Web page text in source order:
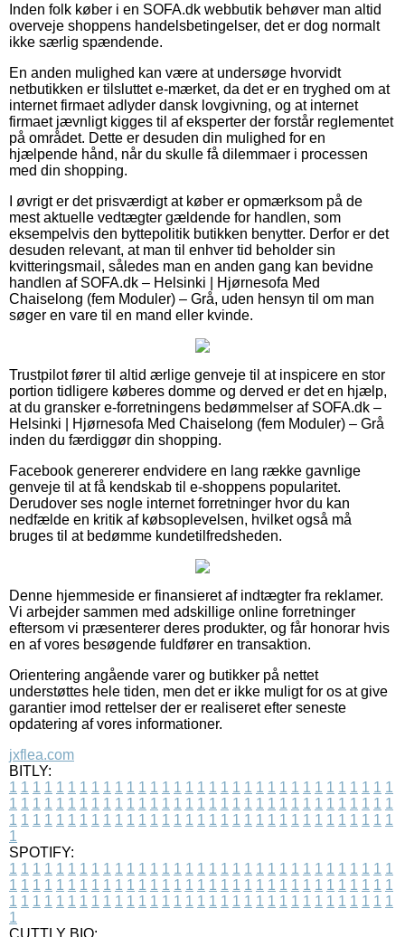
Inden folk køber i en SOFA.dk webbutik behøver man altid
overveje shoppens handelsbetingelser, det er dog normalt
ikke særlig spændende.
En anden mulighed kan være at undersøge hvorvidt
netbutikken er tilsluttet e-mærket, da det er en tryghed om at
internet firmaet adlyder dansk lovgivning, og at internet
firmaet jævnligt kigges til af eksperter der forstår reglementet
på området. Dette er desuden din mulighed for en
hjælpende hånd, når du skulle få dilemmaer i processen
med din shopping.
I øvrigt er det prisværdigt at køber er opmærksom på de
mest aktuelle vedtægter gældende for handlen, som
eksempelvis den byttepolitik butikken benytter. Derfor er det
desuden relevant, at man til enhver tid beholder sin
kvitteringsmail, således man en anden gang kan bevidne
handlen af SOFA.dk – Helsinki | Hjørnesofa Med
Chaiselong (fem Moduler) – Grå, uden hensyn til om man
søger en vare til en mand eller kvinde.
Trustpilot fører til altid ærlige genveje til at inspicere en stor
portion tidligere køberes domme og derved er det en hjælp,
at du gransker e-forretningens bedømmelser af SOFA.dk –
Helsinki | Hjørnesofa Med Chaiselong (fem Moduler) – Grå
inden du færdiggør din shopping.
Facebook genererer endvidere en lang række gavnlige
genveje til at få kendskab til e-shoppens popularitet.
Derudover ses nogle internet forretninger hvor du kan
nedfælde en kritik af købsoplevelsen, hvilket også må
bruges til at bedømme kundetilfredsheden.
Denne hjemmeside er finansieret af indtægter fra reklamer.
Vi arbejder sammen med adskillige online forretninger
eftersom vi præsenterer deres produkter, og får honorar hvis
en af vores besøgende fuldfører en transaktion.
Orientering angående varer og butikker på nettet
understøttes hele tiden, men det er ikke muligt for os at give
garantier imod rettelser der er realiseret efter seneste
opdatering af vores informationer.
jxflea.com
BITLY:
1 1 1 1 1 1 1 1 1 1 1 1 1 1 1 1 1 1 1 1 1 1 1 1 1 1 1 1 1 1 1 1 1
1 1 1 1 1 1 1 1 1 1 1 1 1 1 1 1 1 1 1 1 1 1 1 1 1 1 1 1 1 1 1 1 1
1 1 1 1 1 1 1 1 1 1 1 1 1 1 1 1 1 1 1 1 1 1 1 1 1 1 1 1 1 1 1 1 1
1
SPOTIFY:
1 1 1 1 1 1 1 1 1 1 1 1 1 1 1 1 1 1 1 1 1 1 1 1 1 1 1 1 1 1 1 1 1
1 1 1 1 1 1 1 1 1 1 1 1 1 1 1 1 1 1 1 1 1 1 1 1 1 1 1 1 1 1 1 1 1
1 1 1 1 1 1 1 1 1 1 1 1 1 1 1 1 1 1 1 1 1 1 1 1 1 1 1 1 1 1 1 1 1
1
CUTTLY BIO: